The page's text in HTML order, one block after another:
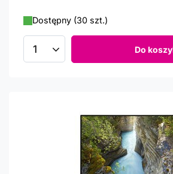
Dostępny (30 szt.)
Ilość produktów Do